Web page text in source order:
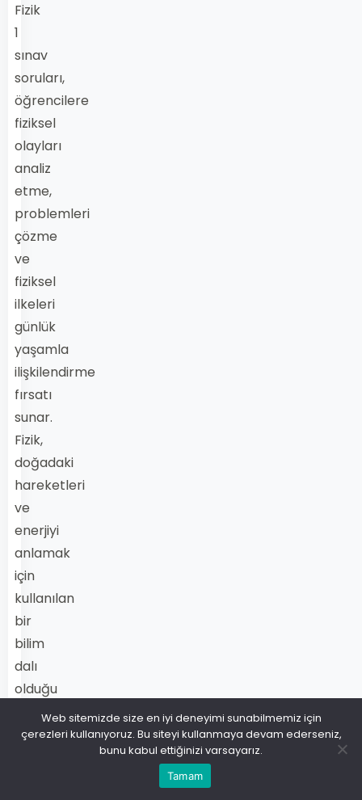
Fizik
1
sınav
soruları,
öğrencilere
fiziksel
olayları
analiz
etme,
problemleri
çözme
ve
fiziksel
ilkeleri
günlük
yaşamla
ilişkilendirme
fırsatı
sunar.
Fizik,
doğadaki
hareketleri
ve
enerjiyi
anlamak
için
kullanılan
bir
bilim
dalı
olduğu
sınav
Web sitemizde size en iyi deneyimi sunabilmemiz için
çerezleri kullanıyoruz. Bu siteyi kullanmaya devam ederseniz,
bunu kabul ettiğinizi varsayarız.
Tamam